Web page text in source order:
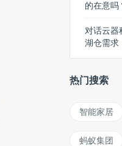
的在意吗
对话云器
湖仓需求
热门搜索
智能家居
蚂蚁集团